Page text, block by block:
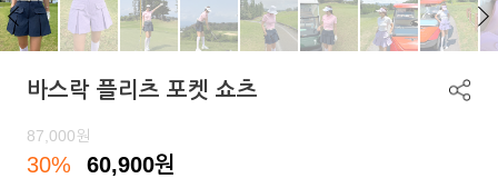
바스락 플리츠 포켓 쇼츠
87,000원
30% 60,900원